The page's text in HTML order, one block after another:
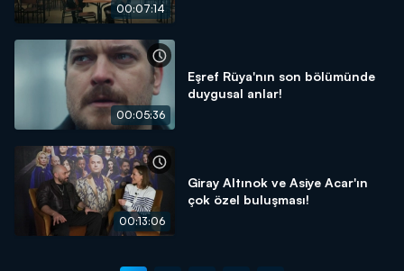
00:07:14
00:05:36
Eşref Rüya'nın son bölümünde
duygusal anlar!
00:13:06
Giray Altınok ve Asiye Acar'ın
çok özel buluşması!